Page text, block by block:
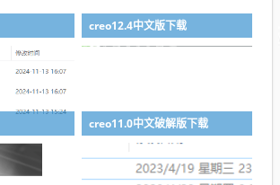
creo12.4中文版下载
creo11.0中文破解版下载